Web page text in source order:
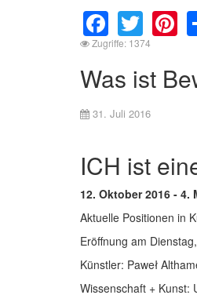
Zugriffe: 1374
Was ist
31. Juli 2016
ICH ist
12. Oktober 2016 - 4.
Aktuelle Positionen in
Eröffnung am
Künstler: Paweł
Wissenschaft + Kunst: